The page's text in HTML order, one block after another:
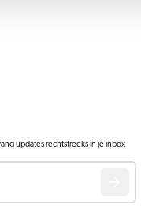
updates rechtstreeks in je inbox